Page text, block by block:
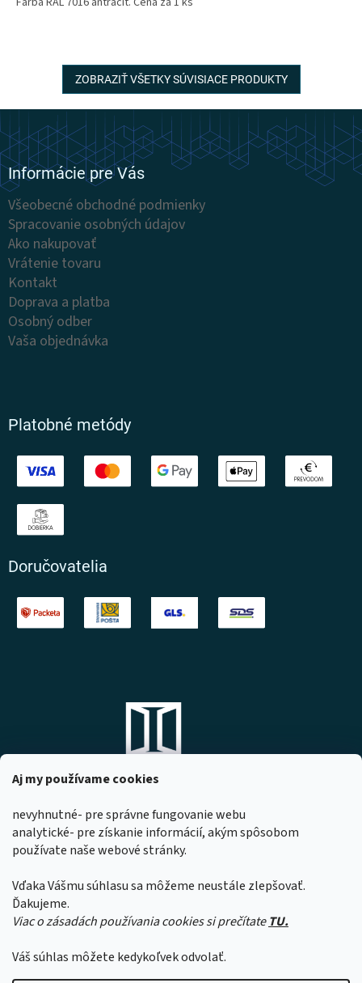
Aj my používame cookies
nevyhnutné- pre správne fungovanie webu
analytické- pre získanie informácií, akým spôsobom
používate naše webové stránky.
Vďaka Vášmu súhlasu sa môžeme neustále zlepšovať.
Ďakujeme.
Viac o zásadách používania cookies si prečítateTU.
Váš súhlas môžete kedykoľvek odvolať.
Z dôvodu čerpania dovoleniek našimi
zamestnancami sa môže čas expedície
objednávok predĺžiť o 1 až 2 pracovné dni.
Ďakujeme za pochopenie.
ZOBRAZIŤ VŠETKY SÚVISIACE PRODUKTY
Z
á
p
ä
t
Informácie pre Vás
Všeobecné obchodné podmienky
Spracovanie osobných údajov
Ako nakupovať
Vrátenie tovaru
Kontakt
Doprava a platba
Osobný odber
Vaša objednávka
Platobné metódy
Doručovatelia
DOMOVO s.r.o.
Komárňanská 167
947 01 Hurbanovo
IČO: 53967518